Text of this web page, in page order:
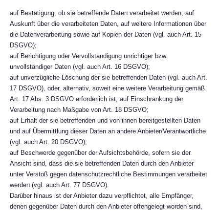
auf Bestätigung, ob sie betreffende Daten verarbeitet werden, auf
Auskunft über die verarbeiteten Daten, auf weitere Informationen über
die Datenverarbeitung sowie auf Kopien der Daten (vgl. auch Art. 15
DSGVO);
auf Berichtigung oder Vervollständigung unrichtiger bzw.
unvollständiger Daten (vgl. auch Art. 16 DSGVO);
auf unverzügliche Löschung der sie betreffenden Daten (vgl. auch Art.
17 DSGVO), oder, alternativ, soweit eine weitere Verarbeitung gemäß
Art. 17 Abs. 3 DSGVO erforderlich ist, auf Einschränkung der
Verarbeitung nach Maßgabe von Art. 18 DSGVO;
auf Erhalt der sie betreffenden und von ihnen bereitgestellten Daten
und auf Übermittlung dieser Daten an andere Anbieter/Verantwortliche
(vgl. auch Art. 20 DSGVO);
auf Beschwerde gegenüber der Aufsichtsbehörde, sofern sie der
Ansicht sind, dass die sie betreffenden Daten durch den Anbieter
unter Verstoß gegen datenschutzrechtliche Bestimmungen verarbeitet
werden (vgl. auch Art. 77 DSGVO).
Darüber hinaus ist der Anbieter dazu verpflichtet, alle Empfänger,
denen gegenüber Daten durch den Anbieter offengelegt worden sind,